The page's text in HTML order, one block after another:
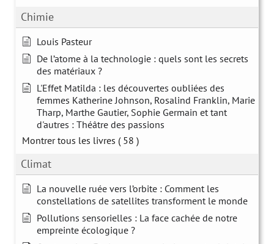
Chimie
Louis Pasteur
De l’atome à la technologie : quels sont les secrets
des matériaux ?
L'Effet Matilda : les découvertes oubliées des
femmes Katherine Johnson, Rosalind Franklin, Marie
Tharp, Marthe Gautier, Sophie Germain et tant
d'autres : Théâtre des passions
Montrer tous les livres ( 58 )
Climat
La nouvelle ruée vers l’orbite : Comment les
constellations de satellites transforment le monde
Pollutions sensorielles : La face cachée de notre
empreinte écologique ?